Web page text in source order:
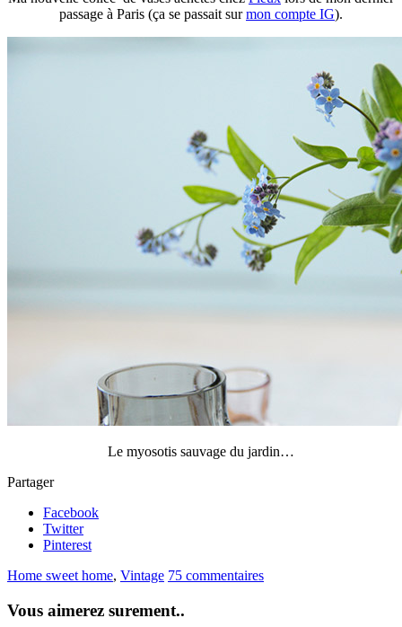
passage à Paris (ça se passait surmon compte IG).
Le myosotis sauvage du jardin…
Partager
Facebook
Twitter
Pinterest
Home sweet home, Vintage 75 commentaires
Vous aimerez surement..